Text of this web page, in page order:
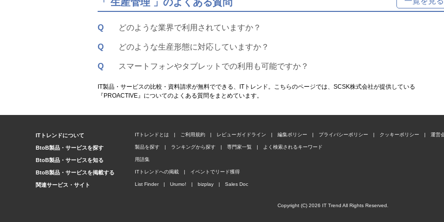
Q どのような業界で利用されていますか？
Q どのような生産形態に対応していますか？
Q スマートフォンやタブレットでの利用も可能ですか？
IT製品・サービスの比較・資料請求が無料でできる、ITトレンド。こちらのページでは、SCSK株式会社が提供している
『PROACTIVE』についてのよくある質問をまとめています。
ITトレンドについて ITトレンドとは | ご利用規約 | レビューガイドライン | 編集ポリシー | プライバシーポリシー | クッキーポリシー | 運営
BtoB製品・サービスを探す 製品を探す | ランキングから探す | 専門家一覧 | よく検索されるキーワード
BtoB製品・サービスを知る 用語集
BtoB製品・サービスを掲載する ITトレンドへの掲載 | イベントでリード獲得
関連サービス・サイト List Finder | Urumo! | bizplay | Sales Doc
Copyright (C) 2026 IT Trend All Rights Reserved.